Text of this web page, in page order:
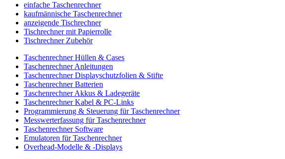
einfache Taschenrechner
kaufmännische Taschenrechner
anzeigende Tischrechner
Tischrechner mit Papierrolle
Tischrechner Zubehör
Taschenrechner Hüllen & Cases
Taschenrechner Anleitungen
Taschenrechner Displayschutzfolien & Stifte
Taschenrechner Batterien
Taschenrechner Akkus & Ladegeräte
Taschenrechner Kabel & PC-Links
Programmierung & Steuerung für Taschenrechner
Messwerterfassung für Taschenrechner
Taschenrechner Software
Emulatoren für Taschenrechner
Overhead-Modelle & -Displays